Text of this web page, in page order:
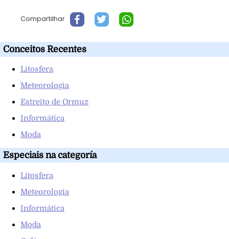
Compartilhar
Conceitos Recentes
Litosfera
Meteorologia
Estreito de Ormuz
Informática
Moda
Especiais na categoría
Litosfera
Meteorologia
Informática
Moda